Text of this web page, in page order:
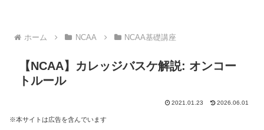
ホーム NCAA NCAA基礎講座
【NCAA】カレッジバスケ解説: オンコー
トルール
2021.01.23 2026.06.01
※本サイトは広告を含んでいます